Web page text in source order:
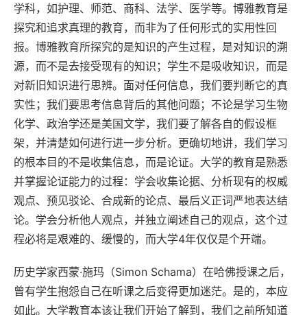
学科，如护理、师范、商科、法学、医学等。博雅教育是
探究和追求真理的教育，而非为了任何形式的实用性回
报。博雅教育所探究的是知识的产生过程，是对知识的溯
源，而不是去接受现有的知识；学生不是吸收知识，而是
对新旧知识进行思辨。面对任何信息，我们要判断它的真
实性；我们要思考信息背后的其他问题；不论是学习生物
化学、政治学还是美国文学，我们要了解各自的假设框
架，并清楚如何进行进一步分析。更确切地讲，我们学习
的根本目的不是收集信息，而是论证。大学的教育是熟悉
并掌握论证能力的过程：学会收集论据、分析现有的权威
观点、预见驳论、合成新的论点、最后义正词严地表达结
论。学会分析他人观点，并独立阐述自己的观点，这个过
程必将是艰难的、缓慢的，而大学4年仅仅是个开端。
历史学家西蒙·施玛（Simon Schama）在哈佛授课之后，
曾有学生抱怨自己在听课之后变得更加迷茫。是的，本应
如此。大学教育本该让我们开始了解到，我们之前所知道